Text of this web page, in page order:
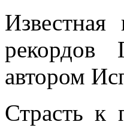
рекордов
автором
Страсть к